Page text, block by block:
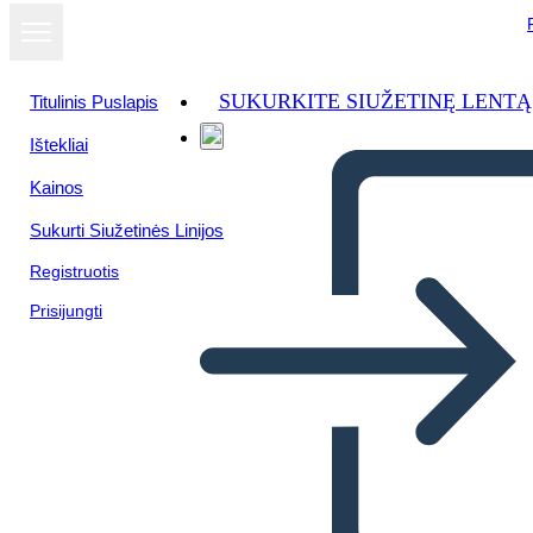
Titulinis Puslapis
Ištekliai
Kainos
Sukurti Siužetinės Linijos
Registruotis
Prisijungti
SUKURKITE SIUŽETINĘ LENTĄ